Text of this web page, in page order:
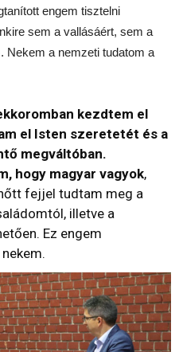
engem tisztelni
sem a vallásáért, sem a
Nekem a nemzeti tudatom a
kezdtem el
el Isten szeretetét és a
megváltóban.
hogy magyar vagyok,
fejjel tudtam meg a
illetve a
Ez engem